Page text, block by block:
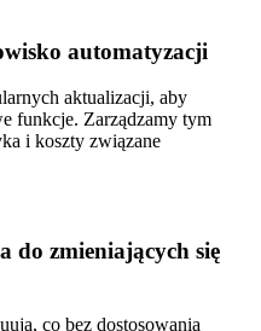
automatyzacji
aktualizacji, aby
funkcje. Zarządzamy tym
i koszty związane
do zmieniających się
co bez dostosowania